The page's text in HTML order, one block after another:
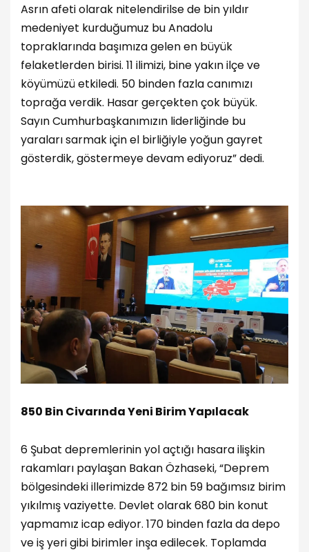
Asrın afeti olarak nitelendirilse de bin yıldır
medeniyet kurduğumuz bu Anadolu
topraklarında başımıza gelen en büyük
felaketlerden birisi. 11 ilimizi, bine yakın ilçe ve
köyümüzü etkiledi. 50 binden fazla canımızı
toprağa verdik. Hasar gerçekten çok büyük.
Sayın Cumhurbaşkanımızın liderliğinde bu
yaraları sarmak için el birliğiyle yoğun gayret
gösterdik, göstermeye devam ediyoruz” dedi.
850 Bin Civarında Yeni Birim Yapılacak
6 Şubat depremlerinin yol açtığı hasara ilişkin
rakamları paylaşan Bakan Özhaseki, “Deprem
bölgesindeki illerimizde 872 bin 59 bağımsız birim
yıkılmış vaziyette. Devlet olarak 680 bin konut
yapmamız icap ediyor. 170 binden fazla da depo
ve iş yeri gibi birimler inşa edilecek. Toplamda